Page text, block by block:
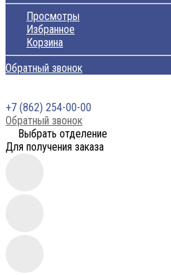
Просмотры
Избранное
Корзина
Обратный звонок
+7 (862) 254-00-00
Обратный звонок
Выбрать отделение
Для получения заказа